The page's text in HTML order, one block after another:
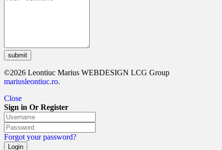
submit
©2026 Leontiuc Marius WEBDESIGN LCG Group
mariusleontiuc.ro.
Close
Sign in Or Register
Forgot your password?